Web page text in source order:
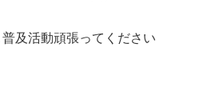
及活動頑張ってください